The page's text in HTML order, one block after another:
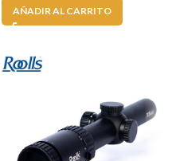
AÑADIR AL CARRITO